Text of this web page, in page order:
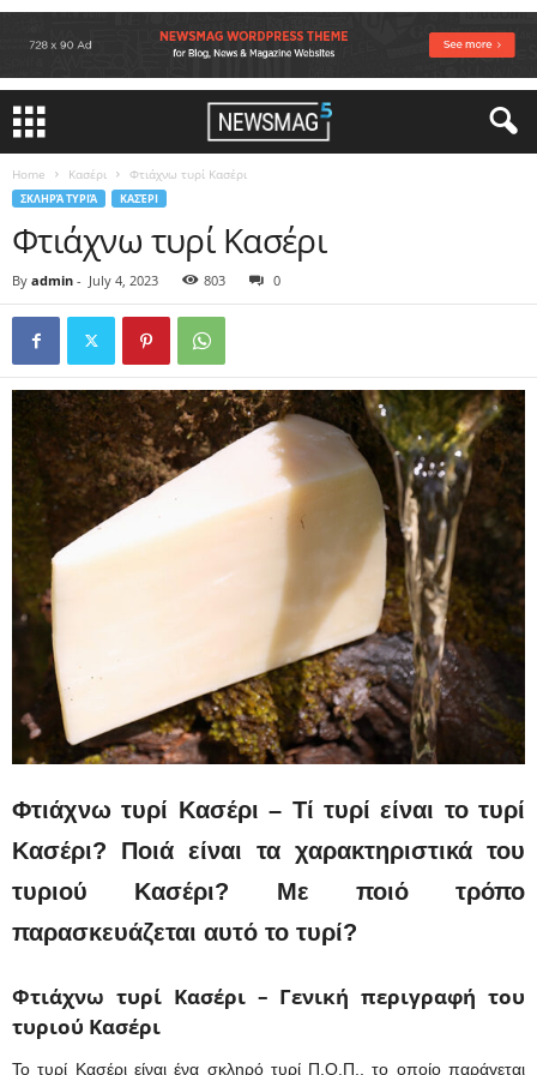
Home Κασέρι Φτιάχνω τυρί Κασέρι
ΣΚΛΗΡΆ ΤΥΡΙΆ ΚΑΣΈΡΙ
Φτιάχνω τυρί Κασέρι
By admin - July 4, 2023 803 0
Φτιάχνω τυρί Κασέρι – Τί τυρί είναι το τυρί
Κασέρι? Ποιά είναι τα χαρακτηριστικά του
τυριού Κασέρι? Με ποιό τρόπο
παρασκευάζεται αυτό το τυρί?
Φτιάχνω τυρί Κασέρι – Γενική περιγραφή του
τυριού Κασέρι
Το τυρί Κασέρι είναι ένα σκληρό τυρί Π.Ο.Π., το οποίο παράγεται